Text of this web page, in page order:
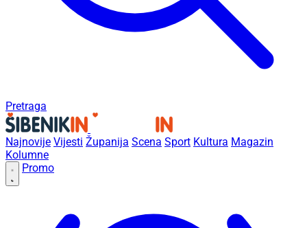
Pretraga
Najnovije Vijesti Županija Scena Sport Kultura Magazin
Kolumne
Promo